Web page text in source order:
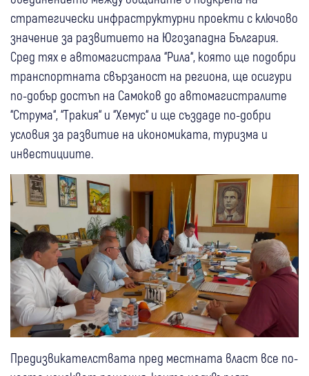
стратегически инфраструктурни проекти с ключово
значение за развитието на Югозападна България.
Сред тях е автомагистрала “Рила“, която ще подобри
транспортната свързаност на региона, ще осигури
по-добър достъп на Самоков до автомагистралите
“Струма“, “Тракия“ и “Хемус“ и ще създаде по-добри
условия за развитие на икономиката, туризма и
инвестициите.
Предизвикателствата пред местната власт все по-